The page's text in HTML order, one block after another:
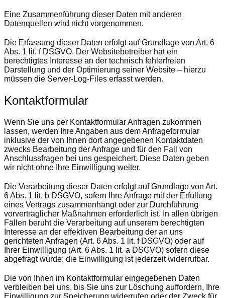
Eine Zusammenführung dieser Daten mit anderen
Datenquellen wird nicht vorgenommen.
Die Erfassung dieser Daten erfolgt auf Grundlage von Art. 6
Abs. 1 lit. f DSGVO. Der Websitebetreiber hat ein
berechtigtes Interesse an der technisch fehlerfreien
Darstellung und der Optimierung seiner Website – hierzu
müssen die Server-Log-Files erfasst werden.
Kontaktformular
Wenn Sie uns per Kontaktformular Anfragen zukommen
lassen, werden Ihre Angaben aus dem Anfrageformular
inklusive der von Ihnen dort angegebenen Kontaktdaten
zwecks Bearbeitung der Anfrage und für den Fall von
Anschlussfragen bei uns gespeichert. Diese Daten geben
wir nicht ohne Ihre Einwilligung weiter.
Die Verarbeitung dieser Daten erfolgt auf Grundlage von Art.
6 Abs. 1 lit. b DSGVO, sofern Ihre Anfrage mit der Erfüllung
eines Vertrags zusammenhängt oder zur Durchführung
vorvertraglicher Maßnahmen erforderlich ist. In allen übrigen
Fällen beruht die Verarbeitung auf unserem berechtigten
Interesse an der effektiven Bearbeitung der an uns
gerichteten Anfragen (Art. 6 Abs. 1 lit. f DSGVO) oder auf
Ihrer Einwilligung (Art. 6 Abs. 1 lit. a DSGVO) sofern diese
abgefragt wurde; die Einwilligung ist jederzeit widerrufbar.
Die von Ihnen im Kontaktformular eingegebenen Daten
verbleiben bei uns, bis Sie uns zur Löschung auffordern, Ihre
Einwilligung zur Speicherung widerrufen oder der Zweck für